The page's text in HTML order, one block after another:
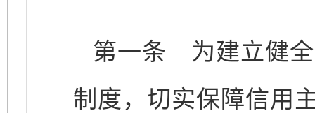
第一条 为建立健全
制度，切实保障信用